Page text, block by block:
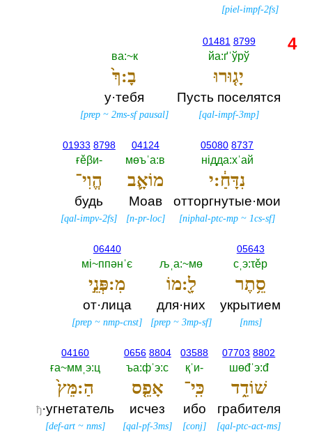
[piel-impf-2fs]
01481 8799
йа:ґˈўрў
יָג֤וּרוּ
Пусть поселятся
[qal-impf-3mp]
ва:~к
בָ:ךְ֙
у·тебя
[prep ~2ms-sf pausal]
05080 8737
нiдда:хˈай
נִדָּחַ֔:י
отторгнутые·мои
[niphal-ptc-mp ~1cs-sf]
04124
мөъˈа:в
מוֹאָ֛ב
Моав
[n-pr-loc]
01933 8798
ғěβи-‎
הֱוִי־
будь
[qal-impv-2fs]
05643
сˌэ:τěр
סֵ֥תֶר
укрытием
[nms]
љˌа:~мө
לָ֖:מוֹ
для·них
[prep ~3mp-sf]
06440
мi~ппәнˈє
מִ:פְּנֵ֣י
от·лица
[prep ~nmp-cnst]
07703 8802
шөđˈэ:đ
שׁוֹדֵ֑ד
грабителя
[qal-ptc-act-ms]
03588
қˈи-‎
כִּֽי־
ибо
[conj]
0656 8804
ъа:фˈэ:с
אָפֵ֤ס
исчез
[qal-pf-3ms]
04160
ға~ммˌэ:ц
הַ:מֵּץ֙
ђ·угнетатель
[def-art ~nms]
4